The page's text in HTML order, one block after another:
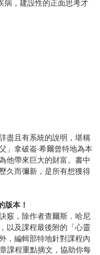
病，建設性的正面思考才
盡且有系統的說明，堪稱
」拿破崙‧希爾曾特地為本
他帶來巨大的財富。書中
久而彌新，是所有想獲得
版本！
竅，除作者查爾斯．哈尼
以及課程最後附的「心靈
，編輯部特地針對課程內
課程重點摘文，協助你每